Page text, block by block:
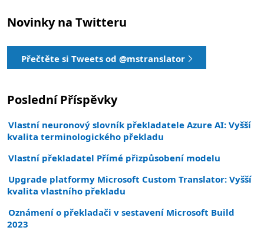
Novinky na Twitteru
Přečtěte si Tweets od @mstranslator
Poslední Příspěvky
Vlastní neuronový slovník překladatele Azure AI: Vyšší
kvalita terminologického překladu
Vlastní překladatel Přímé přizpůsobení modelu
Upgrade platformy Microsoft Custom Translator: Vyšší
kvalita vlastního překladu
Oznámení o překladači v sestavení Microsoft Build
2023